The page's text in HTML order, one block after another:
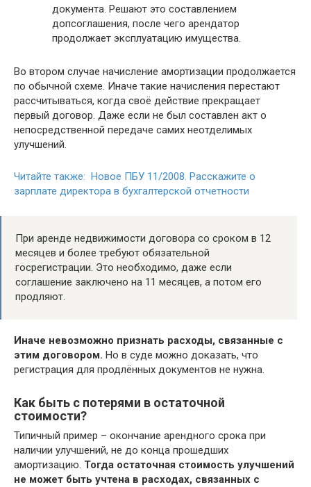
документа. Решают это составлением
допсоглашения, после чего арендатор
продолжает эксплуатацию имущества.
Во втором случае начисление амортизации продолжается
по обычной схеме. Иначе такие начисления перестают
рассчитываться, когда своё действие прекращает
первый договор. Даже если не был составлен акт о
непосредственной передаче самих неотделимых
улучшений.
Читайте также: Новое ПБУ 11/2008. Расскажите о
зарплате директора в бухгалтерской отчетности
При аренде недвижимости договора со сроком в 12
месяцев и более требуют обязательной
госрегистрации. Это необходимо, даже если
соглашение заключено на 11 месяцев, а потом его
продляют.
Иначе невозможно признать расходы, связанные с
этим договором. Но в суде можно доказать, что
регистрация для продлённых документов не нужна.
Как быть с потерями в остаточной
стоимости?
Типичный пример – окончание арендного срока при
наличии улучшений, не до конца прошедших
амортизацию. Тогда остаточная стоимость улучшений
не может быть учтена в расходах, связанных с